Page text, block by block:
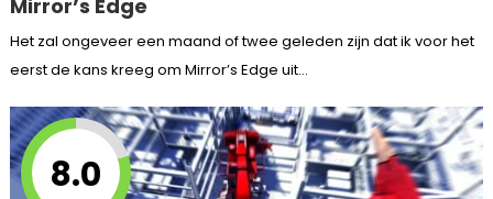
Mirror’s Edge
Het zal ongeveer een maand of twee geleden zijn dat ik voor het
eerst de kans kreeg om Mirror’s Edge uit...
8.0